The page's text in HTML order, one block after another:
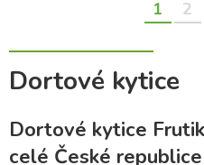
1 2
Dortové kytice
Dortové kytice
celé České republice